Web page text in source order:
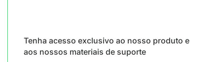
Tenha acesso exclusivo ao nosso produto e
aos nossos materiais de suporte